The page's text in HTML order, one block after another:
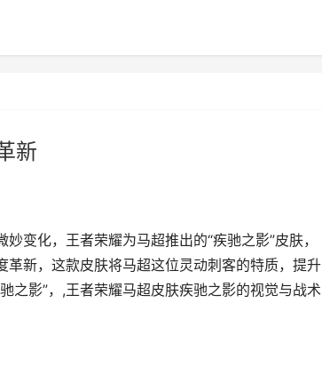
新
变化，王者荣耀为马超推出的“疾驰之影”皮肤，
新，这款皮肤将马超这位灵动刺客的特质，提升
之影”，,王者荣耀马超皮肤疾驰之影的视觉与战术